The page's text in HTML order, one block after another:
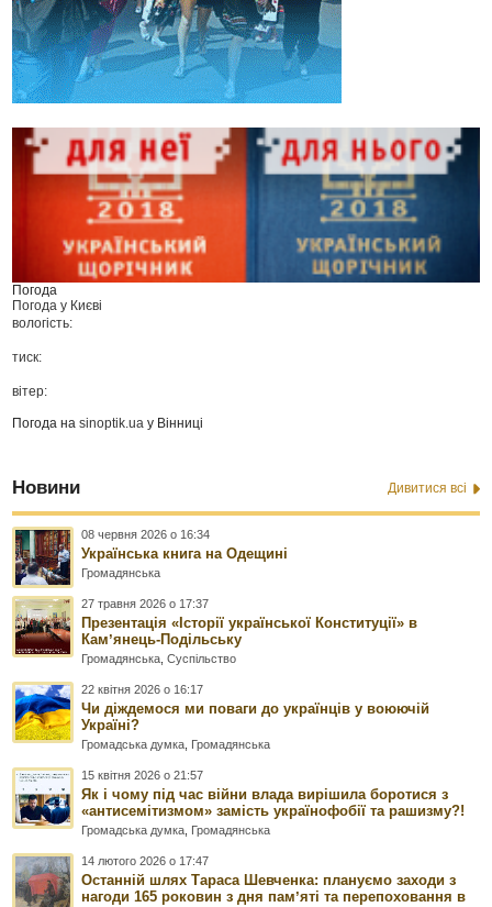
Погода
Погода у Києві
вологість:
тиск:
вітер:
Погода наsinoptik.ua у Вінниці
Новини Дивитися всі
08 червня 2026 о 16:34
Українська книга на Одещині
Громадянська
27 травня 2026 о 17:37
Презентація «Історії української Конституції» в
Камʼянець-Подільську
Громадянська ,Суспільство
22 квітня 2026 о 16:17
Чи діждемося ми поваги до українців у воюючій
Україні?
Громадська думка Громадянська
15 квітня 2026 о 21:57
Як і чому під час війни влада вирішила боротися з
«антисемітизмом» замість українофобії та рашизму?!
Громадська думка Громадянська
14 лютого 2026 о 17:47
Останній шлях Тараса Шевченка: плануємо заходи з
нагоди 165 роковин з дня памʼяті та перепоховання в